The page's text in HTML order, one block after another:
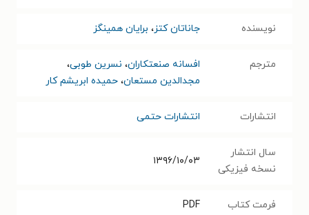
نویسنده جاناتان کتز، برایان همینگز
مترجم افسانه صنعتکاران، نسرین طوبی،
مجدالدین مستعان، حمیده ابریشم کار
انتشارات انتشارات حتمی
سال انتشار
نسخه فیزیکی
۱۳۹۶/۱۰/۰۳
فرمت کتاب PDF